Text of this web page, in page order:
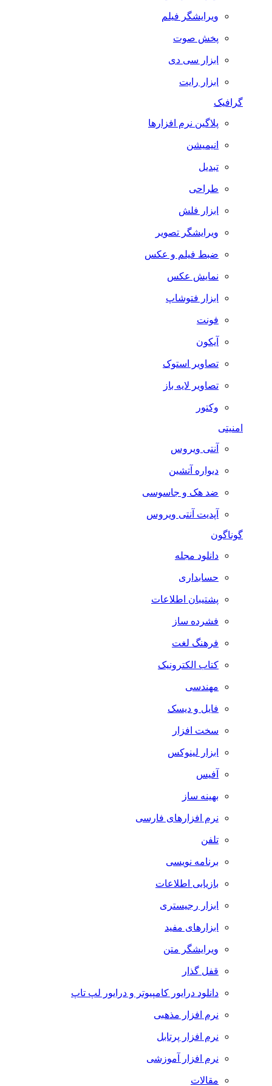
ویرایشگر فیلم
پخش صوت
ابزار سی دی
ابزار رایت
گرافیک
پلاگین نرم افزارها
انیمیشن
تبدیل
طراحی
ابزار فلش
ویرایشگر تصویر
ضبط فيلم و عكس
نمایش عکس
ابزار فتوشاپ
فونت
آیکون
تصاویر استوک
تصاویر لایه باز
وکتور
امنیتی
آنتی ویروس
دیواره آتشین
ضد هک و جاسوسی
آپدیت آنتی ویروس
گوناگون
دانلود مجله
حسابداری
پشتیبان اطلاعات
فشرده ساز
فرهنگ لغت
کتاب الکترونیک
مهندسی
فایل و دیسک
سخت افزار
ابزار لینوکس
آفیس
بهینه ساز
نرم افزارهای فارسی
تلفن
برنامه نویسی
بازیابی اطلاعات
ابزار رجیستری
ابزارهای مفید
ویرایشگر متن
قفل گذار
دانلود درایور کامپیوتر و درایور لپ تاپ
نرم افزار مذهبی
نرم افزار پرتابل
نرم افزار آموزشی
مقالات